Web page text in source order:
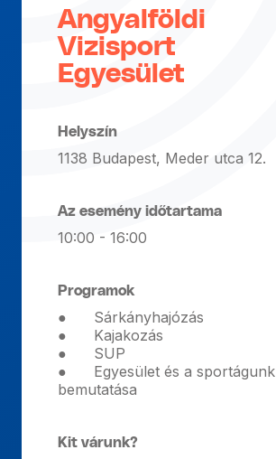
Angyalföldi
Vizisport
Egyesület
Helyszín
1138 Budapest, Meder utca 12.
Az esemény időtartama
10:00 - 16:00
Programok
● Sárkányhajózás
● Kajakozás
● SUP
● Egyesület és a sportágunk
bemutatása
Kit várunk?